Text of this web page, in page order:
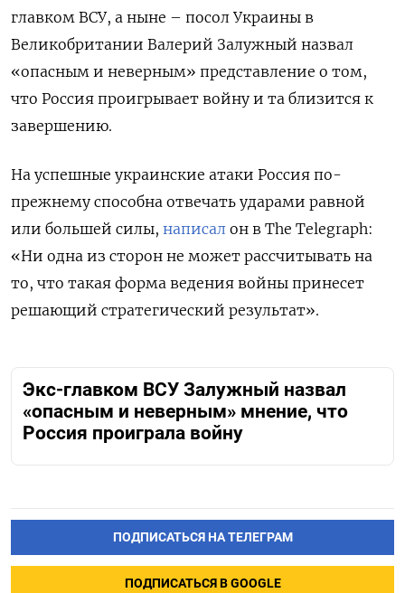
главком ВСУ, а ныне – посол Украины в
Великобритании Валерий Залужный назвал
«опасным и неверным» представление о том,
что Россия проигрывает войну и та близится к
завершению.
На успешные украинские атаки Россия по-
прежнему способна отвечать ударами равной
или большей силы, написал он в The Telegraph:
«Ни одна из сторон не может рассчитывать на
то, что такая форма ведения войны принесет
решающий стратегический результат».
Экс-главком ВСУ Залужный назвал
«опасным и неверным» мнение, что
Россия проиграла войну
ПОДПИСАТЬСЯ НА ТЕЛЕГРАМ
ПОДПИСАТЬСЯ В GOOGLE